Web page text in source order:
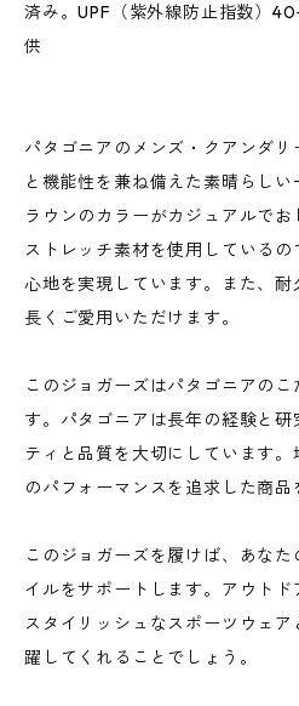
済み。UPF（紫外線防止指数）
供
パタゴニアのメンズ・クアンダ
と機能性を兼ね備えた素晴らし
ラウンのカラーがカジュアルでお
ストレッチ素材を使用している
心地を実現しています。また、耐
長くご愛用いただけます。
このジョガーズはパタゴニアの
す。パタゴニアは長年の経験と研
ティと品質を大切にしています
のパフォーマンスを追求した商品
このジョガーズを履けば、あな
イルをサポートします。アウト
スタイリッシュなスポーツウェ
躍してくれることでしょう。